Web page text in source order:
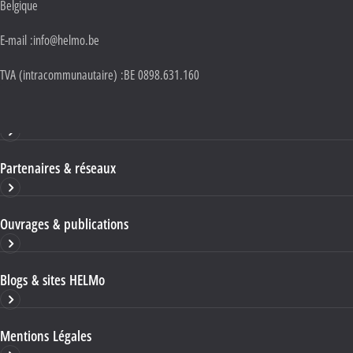
Belgique
E-mail :info@helmo.be
TVA (intracommunautaire) :BE 0898.631.160
Partenaires & réseaux
Ouvrages & publications
Blogs & sites HELMo
Mentions Légales